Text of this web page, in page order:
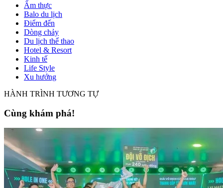
Ẩm thực
Balo du lịch
Điểm đến
Dòng chảy
Du lịch thể thao
Hotel & Resort
Kinh tế
Life Style
Xu hướng
HÀNH TRÌNH TƯƠNG TỰ
Cùng khám phá!